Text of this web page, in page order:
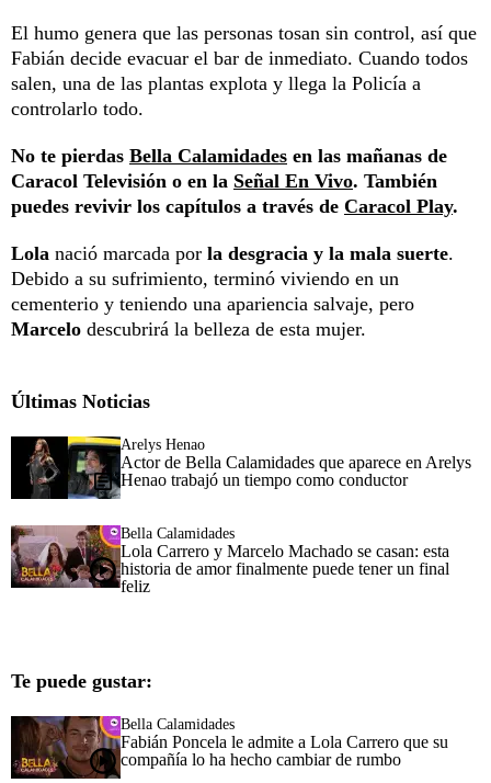
El humo genera que las personas tosan sin control, así que
Fabián decide evacuar el bar de inmediato. Cuando todos
salen, una de las plantas explota y llega la Policía a
controlarlo todo.
No te pierdas Bella Calamidades en las mañanas de
Caracol Televisión o en la Señal En Vivo. También
puedes revivir los capítulos a través de Caracol Play.
Lola nació marcada por la desgracia y la mala suerte.
Debido a su sufrimiento, terminó viviendo en un
cementerio y teniendo una apariencia salvaje, pero
Marcelo descubrirá la belleza de esta mujer.
Últimas Noticias
Arelys Henao
Actor de Bella Calamidades que aparece en Arelys
Henao trabajó un tiempo como conductor
Bella Calamidades
Lola Carrero y Marcelo Machado se casan: esta
historia de amor finalmente puede tener un final
feliz
Te puede gustar:
Bella Calamidades
Fabián Poncela le admite a Lola Carrero que su
compañía lo ha hecho cambiar de rumbo